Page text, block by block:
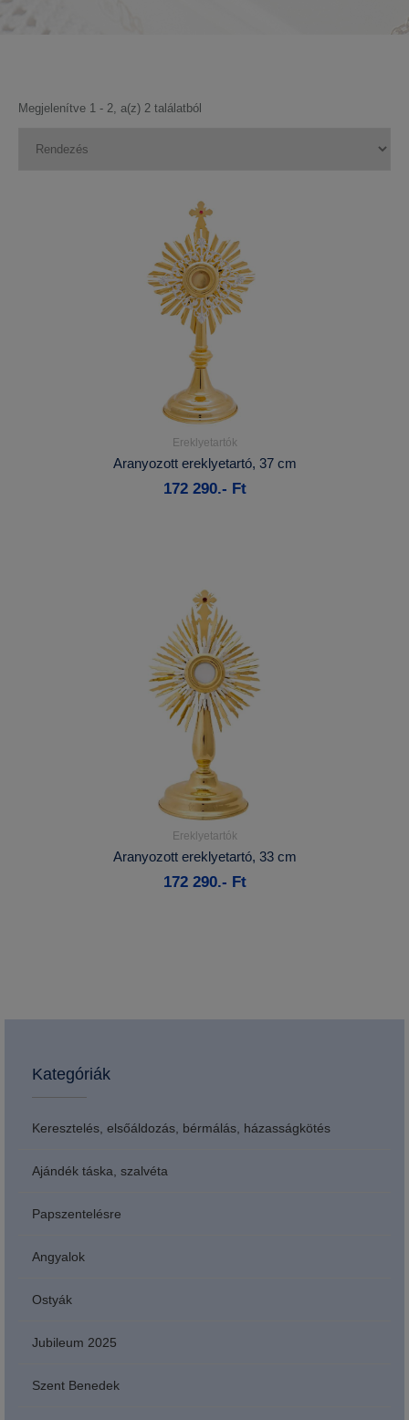
Megjelenítve 1 - 2, a(z) 2 találatból
Részletek...
Kosárba
Ereklyetartók
Aranyozott ereklyetartó, 37 cm
172 290.- Ft
Részletek...
Kosárba
Ereklyetartók
Aranyozott ereklyetartó, 33 cm
172 290.- Ft
Kategóriák
Keresztelés, elsőáldozás, bérmálás, házasságkötés
Ajándék táska, szalvéta
Papszentelésre
Angyalok
Ostyák
Jubileum 2025
Szent Benedek